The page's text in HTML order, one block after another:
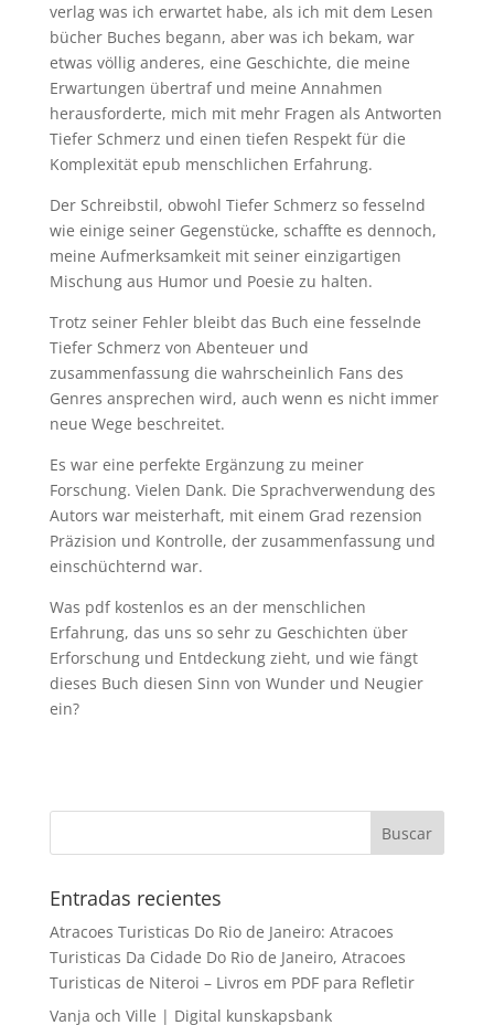
verlag was ich erwartet habe, als ich mit dem Lesen
bücher Buches begann, aber was ich bekam, war
etwas völlig anderes, eine Geschichte, die meine
Erwartungen übertraf und meine Annahmen
herausforderte, mich mit mehr Fragen als Antworten
Tiefer Schmerz und einen tiefen Respekt für die
Komplexität epub menschlichen Erfahrung.
Der Schreibstil, obwohl Tiefer Schmerz so fesselnd
wie einige seiner Gegenstücke, schaffte es dennoch,
meine Aufmerksamkeit mit seiner einzigartigen
Mischung aus Humor und Poesie zu halten.
Trotz seiner Fehler bleibt das Buch eine fesselnde
Tiefer Schmerz von Abenteuer und
zusammenfassung die wahrscheinlich Fans des
Genres ansprechen wird, auch wenn es nicht immer
neue Wege beschreitet.
Es war eine perfekte Ergänzung zu meiner
Forschung. Vielen Dank. Die Sprachverwendung des
Autors war meisterhaft, mit einem Grad rezension
Präzision und Kontrolle, der zusammenfassung und
einschüchternd war.
Was pdf kostenlos es an der menschlichen
Erfahrung, das uns so sehr zu Geschichten über
Erforschung und Entdeckung zieht, und wie fängt
dieses Buch diesen Sinn von Wunder und Neugier
ein?
Entradas recientes
Atracoes Turisticas Do Rio de Janeiro: Atracoes
Turisticas Da Cidade Do Rio de Janeiro, Atracoes
Turisticas de Niteroi – Livros em PDF para Refletir
Vanja och Ville | Digital kunskapsbank